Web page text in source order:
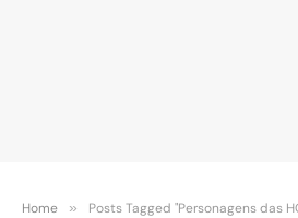
Home » Posts Tagged "Personagens das